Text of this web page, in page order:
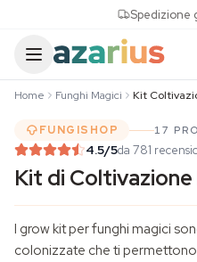
Spedizione
Home Funghi Magici Kit
FUNGISHOP 17
4.5/5da 781
Kit di Coltivazione
I grow kit perfunghi magici
colonizzate che ti